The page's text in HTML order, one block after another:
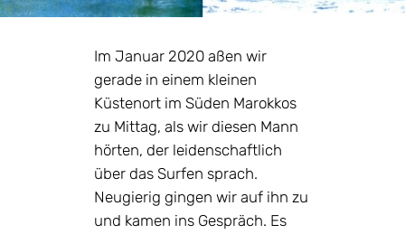
Im Januar 2020 aßen wir
gerade in einem kleinen
Küstenort im Süden Marokkos
zu Mittag, als wir diesen Mann
hörten, der leidenschaftlich
über das Surfen sprach.
Neugierig gingen wir auf ihn zu
und kamen ins Gespräch. Es